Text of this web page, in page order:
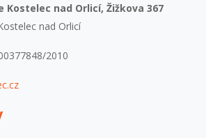
Kostelec nad Orlicí, Žižkova 367
nad Orlicí
2010